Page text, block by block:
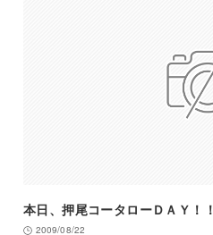
本日、押尾コータローＤＡＹ！！
2009/08/22